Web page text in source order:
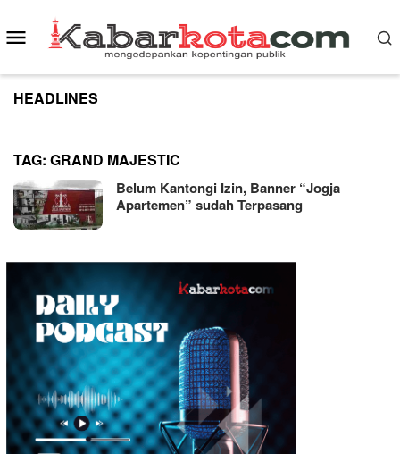
to
content
Mobile
Menu
HEADLINES
TAG: GRAND MAJESTIC
Belum Kantongi Izin, Banner “Jogja
Apartemen” sudah Terpasang